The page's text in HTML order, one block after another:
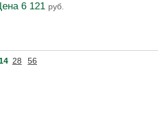
6 121 руб.
14 28 56